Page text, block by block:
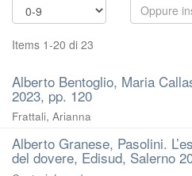
Items 1-20 di 23
Alberto Bentoglio, Maria
2023, pp. 120
Frattali, Arianna
Alberto Granese, Pasolini.
del dovere, Edisud, Salerno